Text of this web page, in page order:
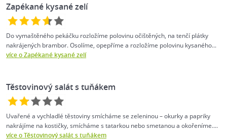
Zapékané kysané zelí
Do vymaštěného pekáčku rozložíme polovinu očištěných, na tenčí plátky
nakrájených brambor. Osolíme, opepříme a rozložíme polovinu kysaného...
více o Zapékané kysané zelí
Těstovinový salát s tuňákem
Uvařené a vychladlé těstoviny smícháme se zeleninou – okurky a papriky
nakrájíme na kostičky, smícháme s tatarkou nebo smetanou a okořeníme....
více o Těstovinový salát s tuňákem